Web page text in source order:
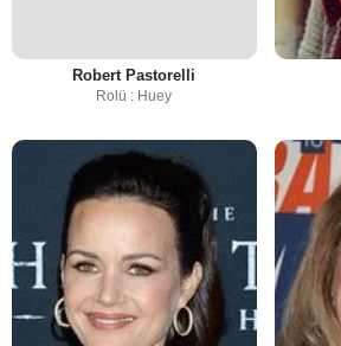
Robert Pastorelli
Rolü : Huey